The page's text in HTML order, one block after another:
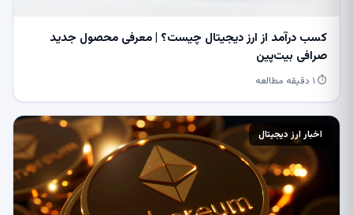
کسب درآمد از ارز دیجیتال چیست؟ | معرفی محصول جدید
صرافی بیت‌پین
⏱ ۱ دقیقه مطالعه
اخبار ارز دیجیتال